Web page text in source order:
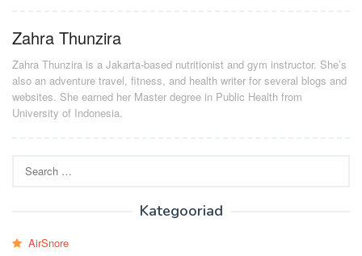
Zahra Thunzira
Zahra Thunzira is a Jakarta-based nutritionist and gym instructor. She’s
also an adventure travel, fitness, and health writer for several blogs and
websites. She earned her Master degree in Public Health from
University of Indonesia.
for:
Kategooriad
AirSnore